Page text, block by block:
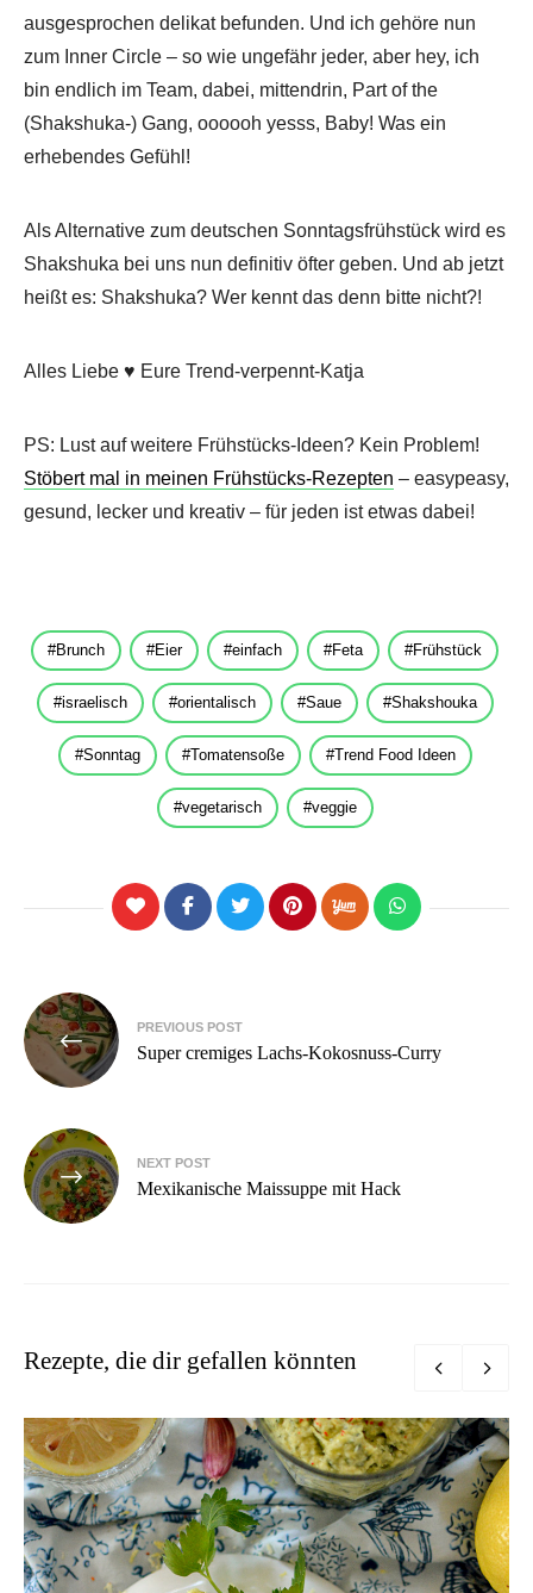
ausgesprochen delikat befunden. Und ich gehöre nun
zum Inner Circle – so wie ungefähr jeder, aber hey, ich
bin endlich im Team, dabei, mittendrin, Part of the
(Shakshuka-) Gang, oooooh yesss, Baby! Was ein
erhebendes Gefühl!
Als Alternative zum deutschen Sonntagsfrühstück wird es
Shakshuka bei uns nun definitiv öfter geben. Und ab jetzt
heißt es: Shakshuka? Wer kennt das denn bitte nicht?!
Alles Liebe ♥ Eure Trend-verpennt-Katja
PS: Lust auf weitere Frühstücks-Ideen? Kein Problem!
Stöbert mal in meinen Frühstücks-Rezepten – easypeasy,
gesund, lecker und kreativ – für jeden ist etwas dabei!
Brunch Eier einfach Feta Frühstück
israelisch orientalisch Saue Shakshouka
Sonntag Tomatensoße Trend Food Ideen
vegetarisch veggie
Beitragsnavigation
PREVIOUS POST
Super cremiges Lachs-Kokosnuss-Curry
NEXT POST
Mexikanische Maissuppe mit Hack
Rezepte, die dir gefallen könnten